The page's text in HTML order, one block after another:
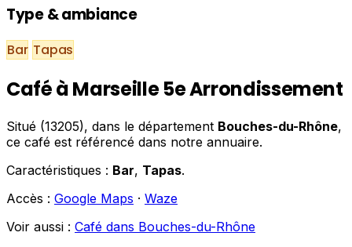
Type & ambiance
Bar Tapas
Café à Marseille 5e Arrondissement
Situé (13205), dans le département Bouches-du-Rhône,
ce café est référencé dans notre annuaire.
Caractéristiques : Bar, Tapas.
Accès : Google Maps · Waze
Voir aussi : Café dans Bouches-du-Rhône